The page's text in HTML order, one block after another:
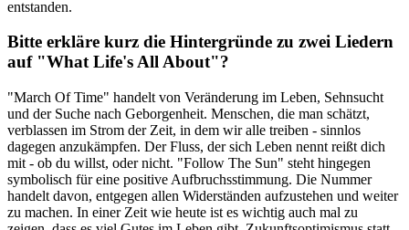
entstanden.
Bitte erkläre kurz die Hintergründe zu zwei Liedern
auf "What Life's All About"?
"March Of Time" handelt von Veränderung im Leben, Sehnsucht
und der Suche nach Geborgenheit. Menschen, die man schätzt,
verblassen im Strom der Zeit, in dem wir alle treiben - sinnlos
dagegen anzukämpfen. Der Fluss, der sich Leben nennt reißt dich
mit - ob du willst, oder nicht. "Follow The Sun" steht hingegen
symbolisch für eine positive Aufbruchsstimmung. Die Nummer
handelt davon, entgegen allen Widerständen aufzustehen und weiter
zu machen. In einer Zeit wie heute ist es wichtig auch mal zu